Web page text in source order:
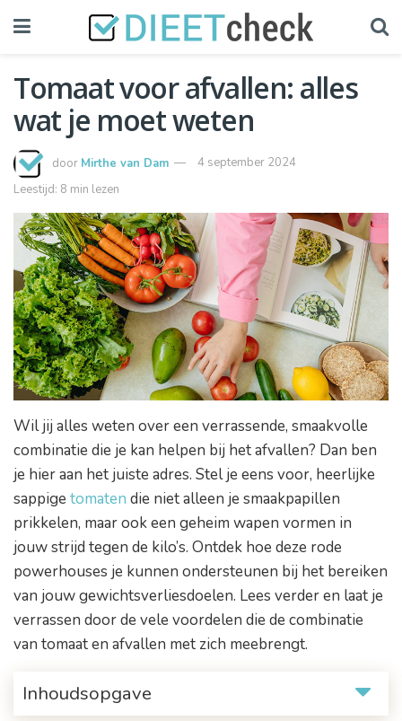
Tomaat voor afvallen: alles
wat je moet weten
door Mirthe van Dam
4 september 2024
Leestijd: 8 min lezen
Wil jij alles weten over een verrassende, smaakvolle
combinatie die je kan helpen bij het afvallen? Dan ben
je hier aan het juiste adres. Stel je eens voor, heerlijke
sappige tomaten die niet alleen je smaakpapillen
prikkelen, maar ook een geheim wapen vormen in
jouw strijd tegen de kilo’s. Ontdek hoe deze rode
powerhouses je kunnen ondersteunen bij het bereiken
van jouw gewichtsverliesdoelen. Lees verder en laat je
verrassen door de vele voordelen die de combinatie
van tomaat en afvallen met zich meebrengt.
Inhoudsopgave